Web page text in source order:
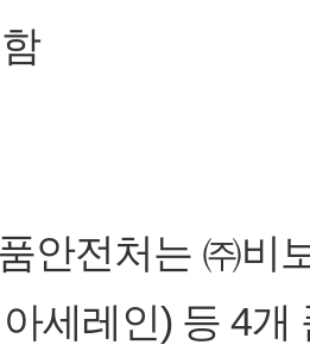
안전처는 ㈜비
세레인) 등 4